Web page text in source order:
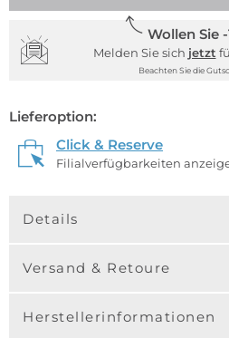
Wollen Sie
Melden Sie sich jetzt
Beachten Sie die
Lieferoption:
Click & Reserve
Filialverfügbarkeiten
Details
Versand & Retoure
Herstellerinformationen